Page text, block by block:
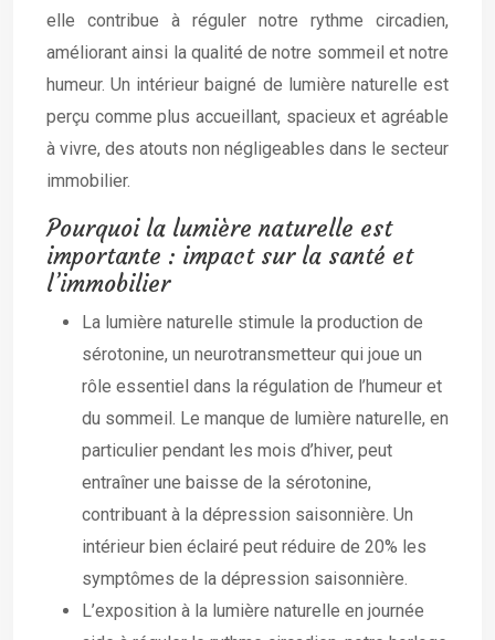
elle contribue à réguler notre rythme circadien,
améliorant ainsi la qualité de notre sommeil et notre
humeur. Un intérieur baigné de lumière naturelle est
perçu comme plus accueillant, spacieux et agréable
à vivre, des atouts non négligeables dans le secteur
immobilier.
Pourquoi la lumière naturelle est
importante : impact sur la santé et
l’immobilier
La lumière naturelle stimule la production de
sérotonine, un neurotransmetteur qui joue un
rôle essentiel dans la régulation de l’humeur et
du sommeil. Le manque de lumière naturelle, en
particulier pendant les mois d’hiver, peut
entraîner une baisse de la sérotonine,
contribuant à la dépression saisonnière. Un
intérieur bien éclairé peut réduire de 20% les
symptômes de la dépression saisonnière.
L’exposition à la lumière naturelle en journée